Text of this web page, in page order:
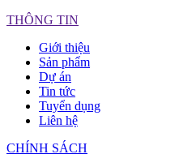
THÔNG TIN
Giới thiệu
Sản phẩm
Dự án
Tin tức
Tuyển dụng
Liên hệ
CHÍNH SÁCH